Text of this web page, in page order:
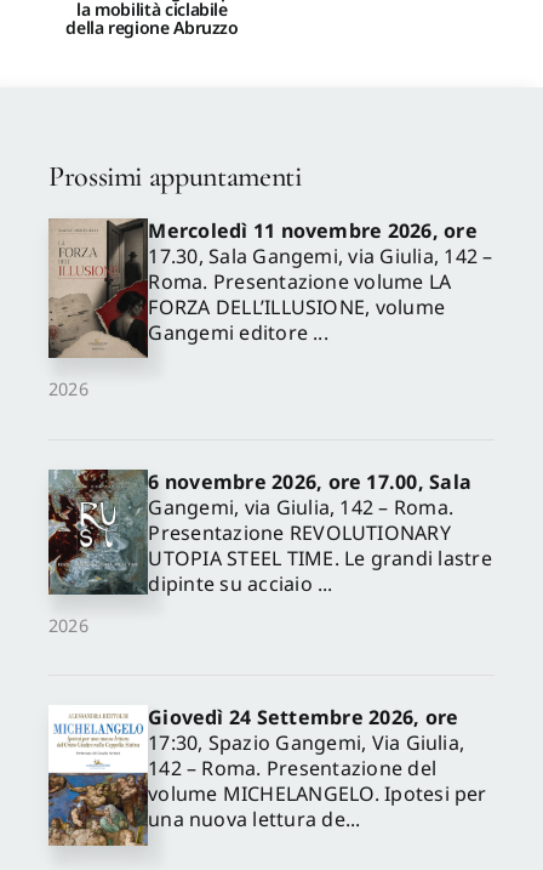
la mobilità ciclabile
della regione Abruzzo
Prossimi appuntamenti
2026
Mercoledì 11 novembre 2026, ore
17.30, Sala Gangemi, via Giulia, 142 –
Roma. Presentazione volume LA
FORZA DELL’ILLUSIONE, volume
Gangemi editore ...
2026
6 novembre 2026, ore 17.00, Sala
Gangemi, via Giulia, 142 – Roma.
Presentazione REVOLUTIONARY
UTOPIA STEEL TIME. Le grandi lastre
dipinte su acciaio ...
Giovedì 24 Settembre 2026, ore
17:30, Spazio Gangemi, Via Giulia,
142 – Roma. Presentazione del
volume MICHELANGELO. Ipotesi per
una nuova lettura de...